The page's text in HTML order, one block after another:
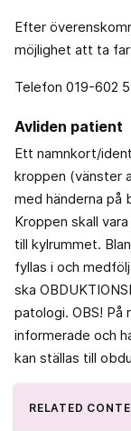
Efter
möjlighet att ta
Telefon 019-602
Avliden patient
Ett namnkort/
kroppen (vänster
med händerna på
Kroppen skall
till kylrummet.
fyllas i och
ska
patologi. OBS! På
informerade och
kan ställas till
RELATED